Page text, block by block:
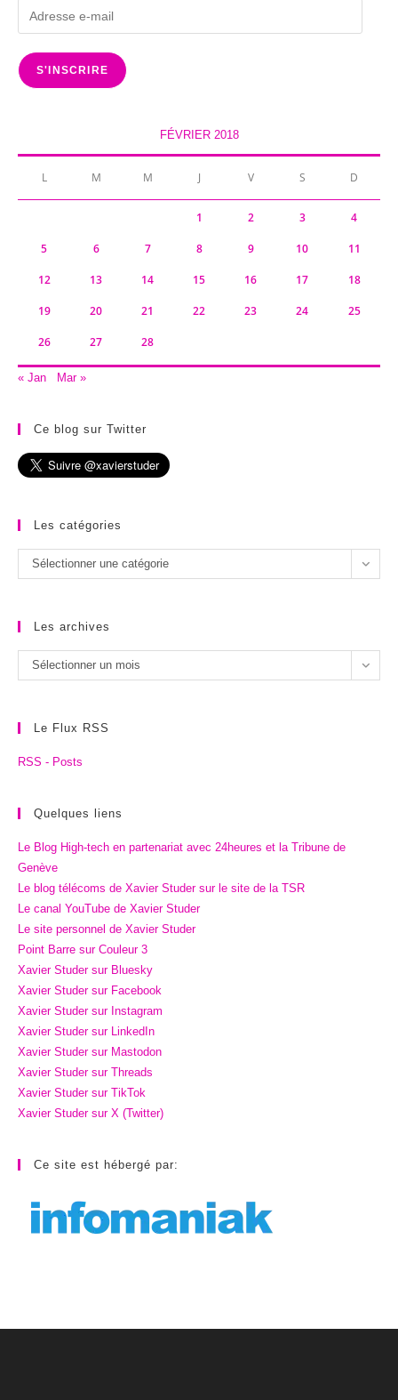
e-
mail
S'INSCRIRE
FÉVRIER 2018
L M M J V S D
1 2 3 4
5 6 7 8 9 10 11
12 13 14 15 16 17 18
19 20 21 22 23 24 25
26 27 28
« Jan Mar »
Ce blog sur Twitter
Les catégories
Les
catégories
Sélectionner une catégorie
Les archives
Les
archives
Sélectionner un mois
Le Flux RSS
RSS - Posts
Quelques liens
Le Blog High-tech en partenariat avec 24heures et la Tribune de
Genève
Le blog télécoms de Xavier Studer sur le site de la TSR
Le canal YouTube de Xavier Studer
Le site personnel de Xavier Studer
Point Barre sur Couleur 3
Xavier Studer sur Bluesky
Xavier Studer sur Facebook
Xavier Studer sur Instagram
Xavier Studer sur LinkedIn
Xavier Studer sur Mastodon
Xavier Studer sur Threads
Xavier Studer sur TikTok
Xavier Studer sur X (Twitter)
Ce site est hébergé par: